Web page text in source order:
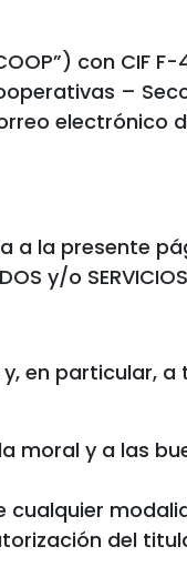
con CIF
–
electrónico
a la presente
y/o
en particular,
moral y a las
del